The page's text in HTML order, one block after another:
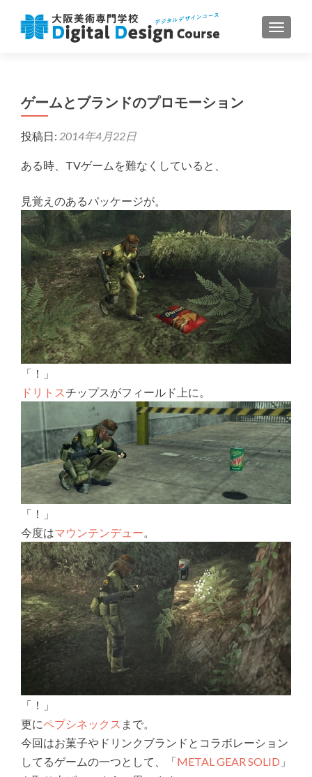
ナビゲ
ゲームとブランドのプロモーション
投稿日: 2014年4月22日
ある時、TVゲームを難なくしていると、
見覚えのあるパッケージが。
「！」
ドリトスチップスがフィールド上に。
「！」
今度はマウンテンデュー。
「！」
更にペプシネックス まで。
今回はお菓子やドリンクブランドとコラボレーション
してるゲームの一つとして、「METAL GEAR SOLID 」